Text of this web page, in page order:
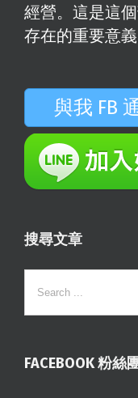
經營。這是這
存在的重要意義
與我
搜尋文章
FACEBOOK 粉絲